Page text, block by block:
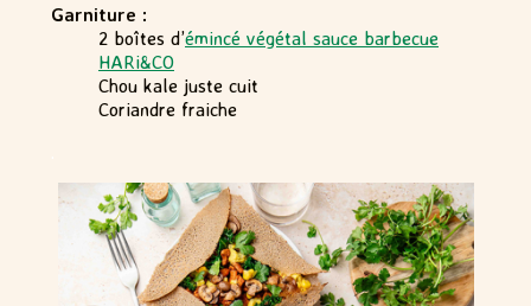
Garniture :
2 boîtes d’émincé végétal sauce barbecue
HARi&CO
Chou kale juste cuit
Coriandre fraiche